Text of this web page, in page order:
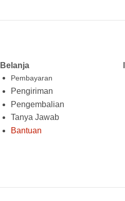
Belanja
Pembayaran
Pengiriman
Pengembalian
Tanya Jawab
Bantuan